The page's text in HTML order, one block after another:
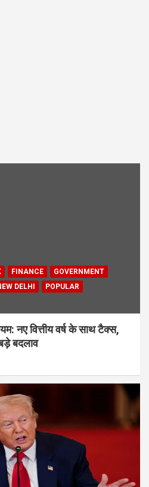
FINANCE
GOVERNMENT
DELHI
POPULAR
नए वित्तीय वर्ष के साथ टैक्स,
बदलाव